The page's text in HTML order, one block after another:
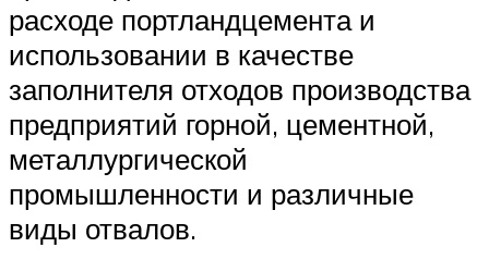
расходе портландцемента и
использовании в качестве
заполнителя отходов производства
предприятий горной, цементной,
металлургической
промышленности и различные
виды отвалов.